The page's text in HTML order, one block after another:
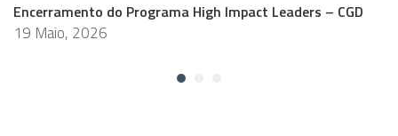
Encerramento do Programa High Impact Leaders – CGD
19 Maio, 2026